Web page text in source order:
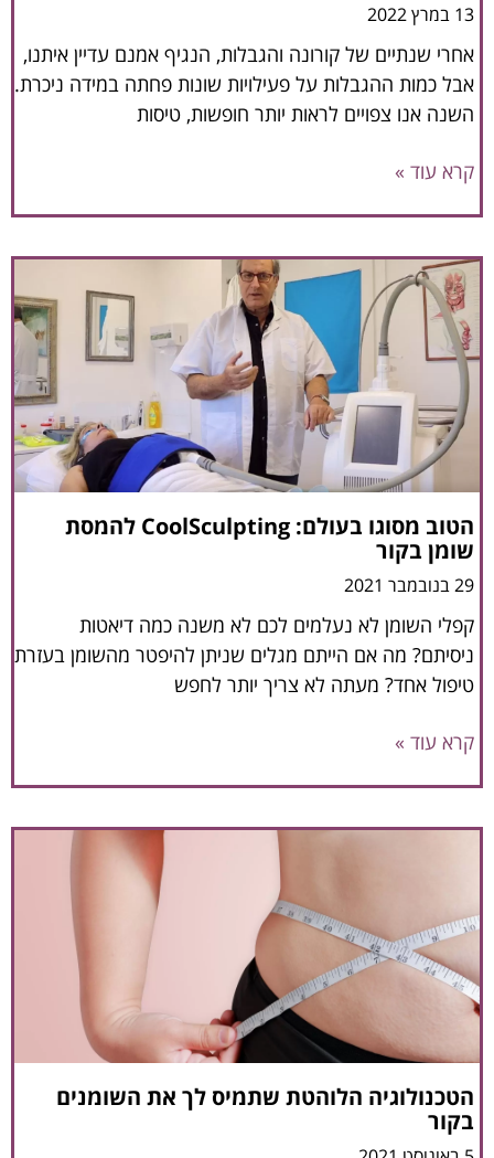
13 במרץ 2022
אחרי שנתיים של קורונה והגבלות, הנגיף אמנם עדיין איתנו,
אבל כמות ההגבלות על פעילויות שונות פחתה במידה ניכרת.
השנה אנו צפויים לראות יותר חופשות, טיסות
קרא עוד »
הטוב מסוגו בעולם: CoolSculpting להמסת
שומן בקור
29 בנובמבר 2021
קפלי השומן לא נעלמים לכם לא משנה כמה דיאטות
ניסיתם? מה אם הייתם מגלים שניתן להיפטר מהשומן בעזרת
טיפול אחד? מעתה לא צריך יותר לחפש
קרא עוד »
הטכנולוגיה הלוהטת שתמיס לך את השומנים
בקור